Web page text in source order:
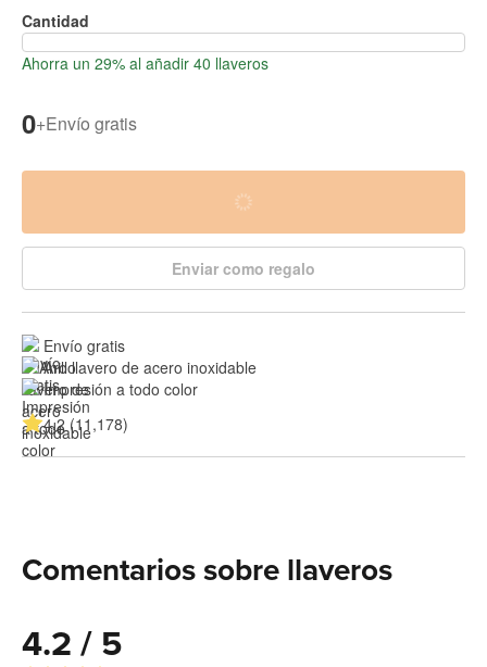
Cantidad
Ahorra un 29% al añadir 40 llaveros
0+Envío gratis
Enviar como regalo
Envío gratis
Aro llavero de acero inoxidable
Impresión a todo color
4.2 (11,178)
Comentarios sobre llaveros
4.2 / 5